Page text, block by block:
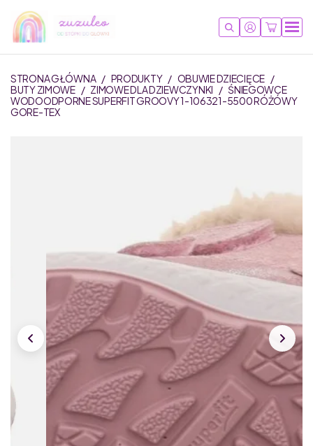
STRONA GŁÓWNA / PRODUKTY / OBUWIE DZIECIĘCE /
BUTY ZIMOWE / ZIMOWE DLA DZIEWCZYNKI / ŚNIEGOWCE
WODOODPORNE SUPERFIT GROOVY 1-106321-5500 RÓŻÓWY
GORE-TEX